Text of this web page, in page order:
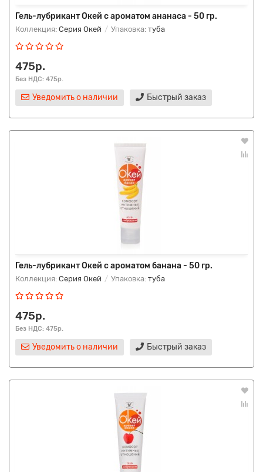
Гель-лубрикант Окей с ароматом ананаса - 50 гр.
Коллекция: Серия Окей Упаковка: туба
475р.
Без НДС: 475р.
Уведомить о наличии Быстрый заказ
Гель-лубрикант Окей с ароматом банана - 50 гр.
Коллекция: Серия Окей Упаковка: туба
475р.
Без НДС: 475р.
Уведомить о наличии Быстрый заказ